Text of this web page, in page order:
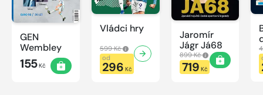
GEN
Wembley
155Kč
Vládci hry
599 Kč
od
296 Kč
Jaromír
Jágr Já68
899 Kč
719 Kč